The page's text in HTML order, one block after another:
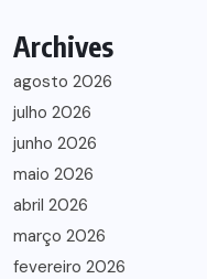
Archives
agosto 2026
julho 2026
junho 2026
maio 2026
abril 2026
março 2026
fevereiro 2026